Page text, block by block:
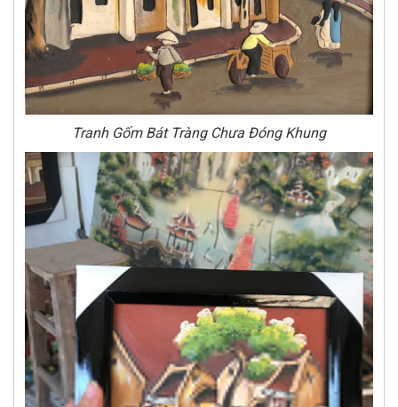
Tranh Gốm Bát Tràng Chưa Đóng Khung